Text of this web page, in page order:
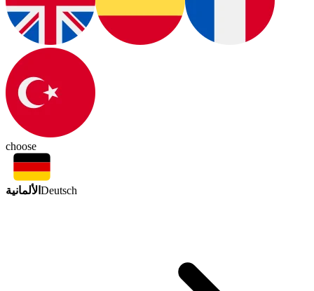
choose
الألمانية Deutsch